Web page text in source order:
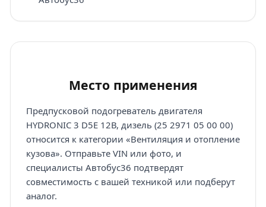
Место применения
Предпусковой подогреватель двигателя
HYDRONIC 3 D5E 12В, дизель (25 2971 05 00 00)
относится к категории «Вентиляция и отопление
кузова». Отправьте VIN или фото, и
специалисты Автобус36 подтвердят
совместимость с вашей техникой или подберут
аналог.